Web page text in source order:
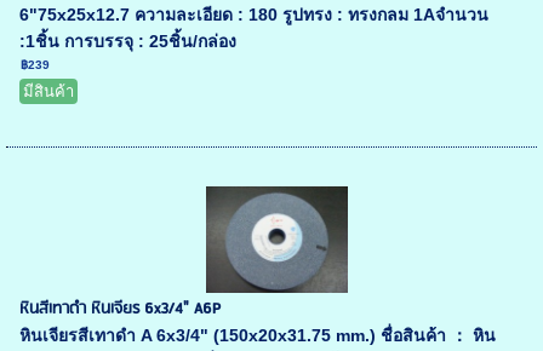
6"75x25x12.7 ความละเอียด : 180 รูปทรง : ทรงกลม 1Aจำนวน
:1ชิ้น การบรรจุ : 25ชิ้น/กล่อง
฿239
มีสินค้า
หินสีเทาดำ หินเจียร 6x3/4" A6P
หินเจียรสีเทาดำ A 6x3/4" (150x20x31.75 mm.) ชื่อสินค้า ： หิน